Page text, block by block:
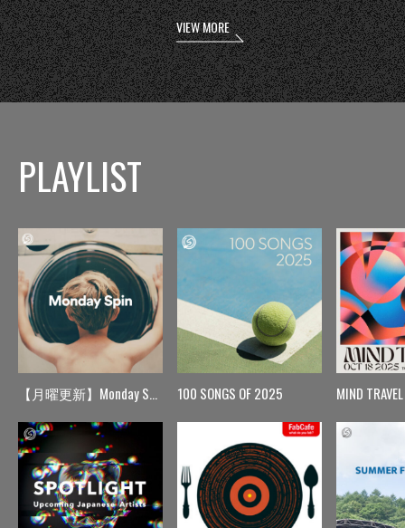
VIEW MORE
PLAYLIST
【月曜更新】Monday Spin 100 SONGS OF 2025 MIND TRAVEL